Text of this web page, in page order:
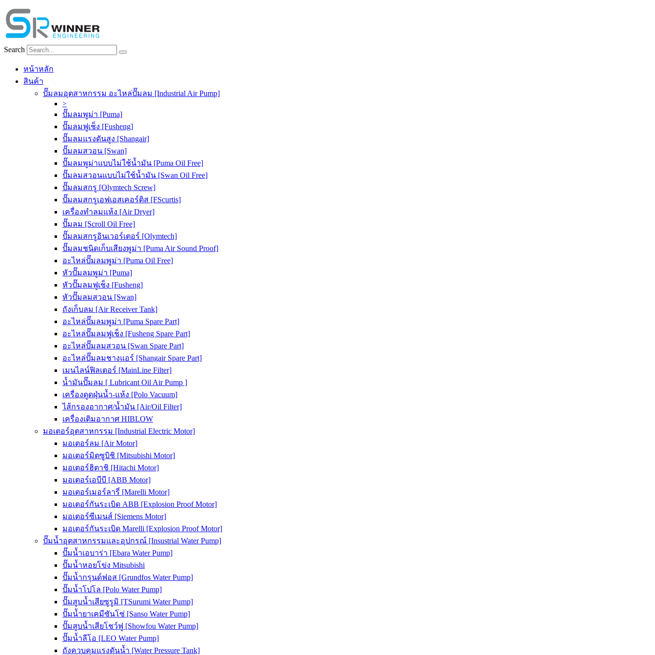
Skip
to
content
Search
หน้าหลัก
สินค้า
ปั๊มลมอุตสาหกรรม อะไหล่ปั๊มลม [Industrial Air Pump]
>
ปั๊มลมพูม่า [Puma]
ปั๊มลมฟูเช็ง [Fusheng]
ปั๊มลมแรงดันสูง [Shangair]
ปั๊มลมสวอน [Swan]
ปั๊มลมพูม่าแบบไม่ใช้น้ำมัน [Puma Oil Free]
ปั๊มลมสวอนแบบไม่ใช้น้ำมัน [Swan Oil Free]
ปั๊มลมสกรู [Olymtech Screw]
ปั๊มลมสกรูเอฟเอสเคอร์ติส [FScurtis]
เครื่องทำลมแห้ง [Air Dryer]
ปั๊มลม [Scroll Oil Free]
ปั๊มลมสกรูอินเวอร์เตอร์ [Olymtech]
ปั๊มลมชนิดเก็บเสียงพูม่า [Puma Air Sound Proof]
อะไหล่ปั๊มลมพูม่า [Puma Oil Free]
หัวปั๊มลมพูม่า [Puma]
หัวปั๊มลมฟูเช็ง [Fusheng]
หัวปั๊มลมสวอน [Swan]
ถังเก็บลม [Air Receiver Tank]
อะไหล่ปั๊มลมพูม่า [Puma Spare Part]
อะไหล่ปั๊มลมฟูเช็ง [Fusheng Spare Part]
อะไหล่ปั๊มลมสวอน [Swan Spare Part]
อะไหล่ปั๊มลมชางแอร์ [Shangair Spare Part]
เมนไลน์ฟิลเตอร์ [MainLine Filter]
น้ำมันปั๊มลม [ Lubricant Oil Air Pump ]
เครื่องดูดฝุ่นน้ำ-แห้ง [Polo Vacuum]
ไส้กรองอากาศ/น้ำมัน [Air/Oil Filter]
เครื่องเติมอากาศ HIBLOW
มอเตอร์อุตสาหกรรม [Industrial Electric Motor]
มอเตอร์ลม [Air Motor]
มอเตอร์มิตซูบิชิ [Mitsubishi Motor]
มอเตอร์ฮิตาชิ [Hitachi Motor]
มอเตอร์เอบีบี [ABB Motor]
มอเตอร์เมอร์ลารี่ [Marelli Motor]
มอเตอร์กันระเบิด ABB [Explosion Proof Motor]
มอเตอร์ซีเมนส์ [Siemens Motor]
มอเตอร์กันระเบิด Marelli [Explosion Proof Motor]
ปั๊มน้ำอุตสาหกรรมและอุปกรณ์ [Insustrial Water Pump]
ปั๊มน้ำเอบาร่า [Ebara Water Pump]
ปั๊มน้ำหอยโข่ง Mitsubishi
ปั๊มน้ำกรุนด์ฟอส [Grundfos Water Pump]
ปั๊มน้ำโปโล [Polo Water Pump]
ปั๊มสูบน้ำเสียซูรูมิ [TSurumi Water Pump]
ปั๊มน้ำยาเคมีซันโซ่ [Sanso Water Pump]
ปั๊มสูบน้ำเสียโชว์ฟู [Showfou Water Pump]
ปั๊มน้ำลีโอ [LEO Water Pump]
ถังควบคุมแรงดันน้ำ [Water Pressure Tank]